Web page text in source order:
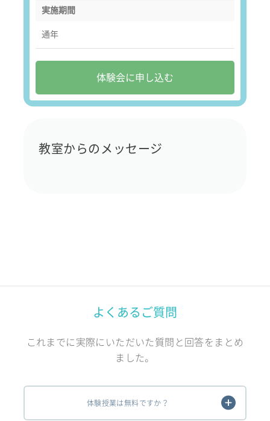
実施期間
通年
体験会に申し込む
教室からのメッセージ
よくあるご質問
これまでに実際にいただいた質問と回答をまとめ
ました。
体験授業は無料ですか？